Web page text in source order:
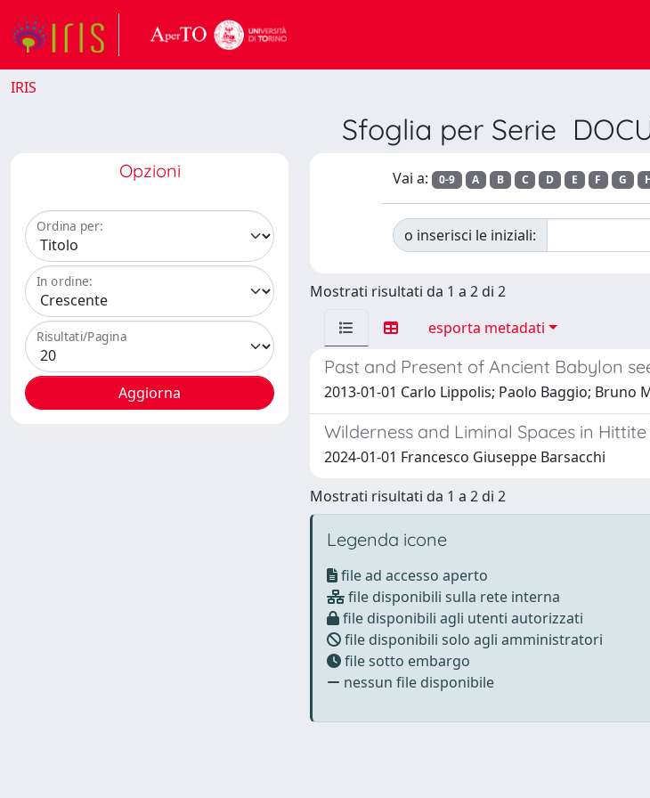
IRIS
Sfoglia per Serie
Opzioni
Ordina per:
In ordine:
Risultati/Pagina
Vai a: 0-9 A B C D E F G
o inserisci le iniziali:
Mostrati risultati da 1 a 2 di 2
esporta metadati
Past and Present of Ancient Babylon
2013-01-01 Carlo Lippolis; Paolo Baggio; Bruno
Wilderness and Liminal Spaces in
2024-01-01 Francesco Giuseppe Barsacchi
Mostrati risultati da 1 a 2 di 2
Legenda icone
file ad accesso aperto
file disponibili sulla rete interna
file disponibili agli utenti autorizzati
file disponibili solo agli amministratori
file sotto embargo
nessun file disponibile